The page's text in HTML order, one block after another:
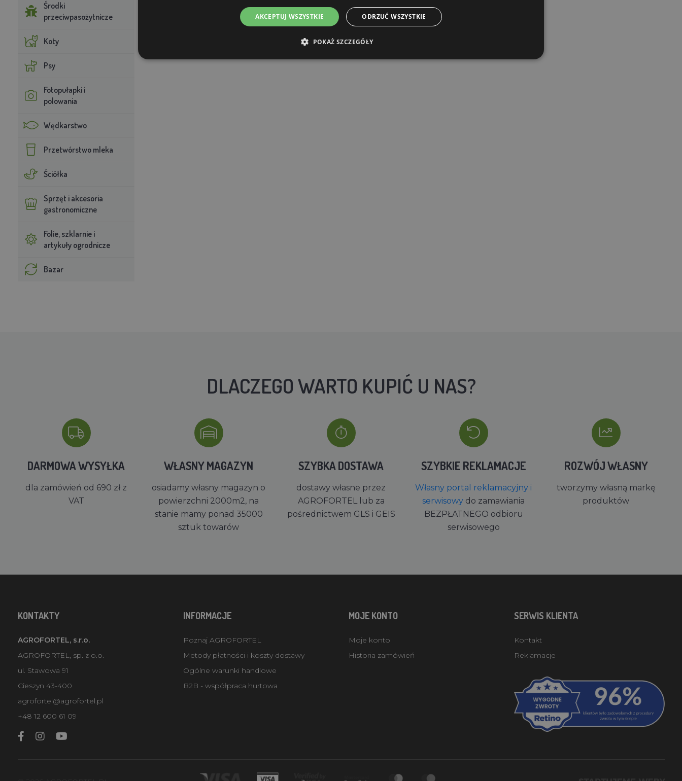
Środki
przeciwpasożytnicze
Koty
Psy
Fotopułapki i
polowania
Wędkarstwo
Przetwórstwo mleka
Ściółka
Sprzęt i akcesoria
gastronomiczne
Folie, szklarnie i
artykuły ogrodnicze
Bazar
DLACZEGO WARTO KUPIĆ U NAS?
DARMOWA WYSYŁKA
dla zamówień od 690 zł z
VAT
WŁASNY MAGAZYN
osiadamy własny magazyn o
powierzchni 2000m2, na
stanie mamy ponad 35000
sztuk towarów
SZYBKA DOSTAWA
dostawy własne przez
AGROFORTEL lub za
pośrednictwem GLS i GEIS
SZYBKIE REKLAMACJE
Własny portal reklamacyjny i
serwisowy do zamawiania
BEZPŁATNEGO odbioru
serwisowego
ROZWÓJ WŁASNY
tworzymy własną markę
produktów
KONTAKTY
AGROFORTEL, s.r.o.
AGROFORTEL, sp. z o.o.
ul. Stawowa 91
Cieszyn 43-400
agrofortel@agrofortel.pl
+48 12 600 61 09
INFORMACJE
Poznaj AGROFORTEL
Metody płatności i koszty dostawy
Ogólne warunki handlowe
B2B - współpraca hurtowa
MOJE KONTO
Moje konto
Historia zamówień
SERWIS KLIENTA
Kontakt
Reklamacje
AKCEPTUJ WSZYSTKIE ODRZUĆ WSZYSTKIE
POKAŻ SZCZEGÓŁY